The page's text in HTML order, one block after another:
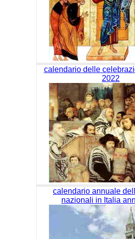
calendario delle
2022
calendario annuale
nazionali in Italia